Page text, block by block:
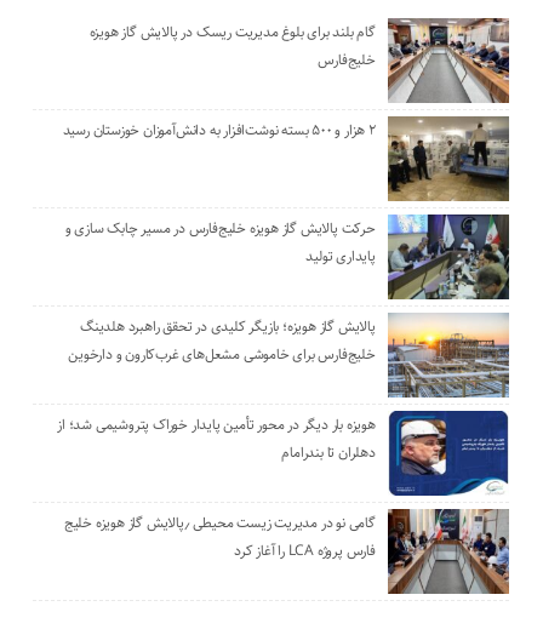
گام بلند برای بلوغ مدیریت ریسک در پالایش گاز هویزه
خلیج‌فارس
۲ هزار و ۵۰۰ بسته نوشت‌افزار به دانش‌آموزان خوزستان رسید
حرکت پالایش گاز هویزه خلیج‌فارس در مسیر چابک سازی و
پایداری تولید
پالایش گاز هویزه؛ بازیگر کلیدی در تحقق راهبرد هلدینگ
خلیج‌فارس برای خاموشی مشعل‌های غرب‌کارون و دارخوین
هویزه بار دیگر در محور تأمین پایدار خوراک پتروشیمی شد؛ از
دهلران تا بندرامام
گامی نو در مدیریت زیست ‌محیطی ٫پالایش گاز هویزه خلیج
‌فارس پروژه LCA را آغاز کرد